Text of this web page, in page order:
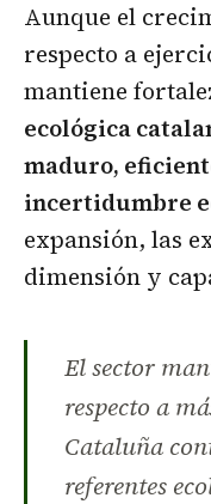
Aunque el
respecto a
mantiene
ecológica
maduro,
incertidumbre
expansión, las
dimensión y
El sector
respecto a
Cataluña
referentes